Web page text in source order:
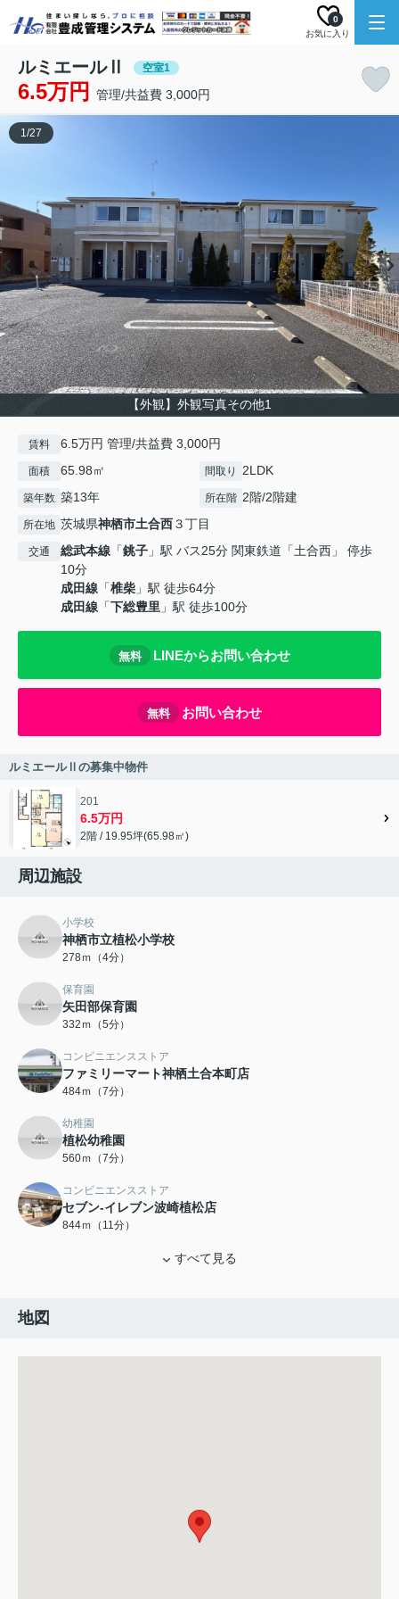
お気に入り
0
ルミエールⅡ 空室1
6.5万円 管理/共益費 3,000円
【外観】外観写真その他1
1/27
賃料 6.5万円 管理/共益費 3,000円
面積 65.98㎡ 間取り 2LDK
築年数 築13年 所在階 2階/2階建
所在地 茨城県神栖市土合西３丁目
交通 総武本線 「銚子 」駅 バス25分 関東鉄道「土合西」 停歩
10分
成田線 「椎柴 」駅 徒歩64分
成田線 「下総豊里 」駅 徒歩100分
無料 LINEからお問い合わせ
無料 お問い合わせ
ルミエールⅡの募集中物件
201
6.5万円
2階 / 19.95坪(65.98㎡)
周辺施設
小学校
神栖市立植松小学校
278ｍ（4分）
保育園
矢田部保育園
332ｍ（5分）
コンビニエンスストア
ファミリーマート神栖土合本町店
484ｍ（7分）
幼稚園
植松幼稚園
560ｍ（7分）
コンビニエンスストア
セブン-イレブン波崎植松店
844ｍ（11分）
すべて見る
地図